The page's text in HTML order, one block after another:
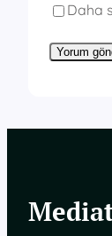
Daha